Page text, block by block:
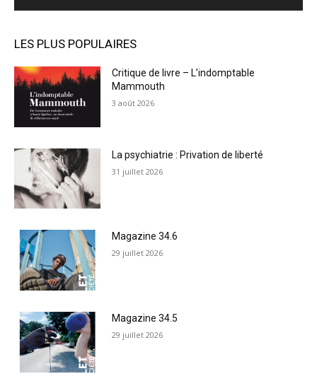
LES PLUS POPULAIRES
Critique de livre – L’indomptable
Mammouth
3 août 2026
La psychiatrie : Privation de liberté
31 juillet 2026
Magazine 34.6
29 juillet 2026
Magazine 34.5
29 juillet 2026